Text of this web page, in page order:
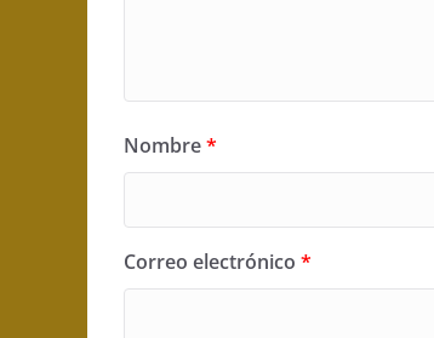
Nombre*
Correo electrónico *